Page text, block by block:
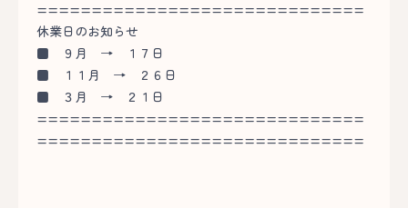
==============================
休業日のお知らせ
■ ９月 → １７日
■ １１月 → ２６日
■ ３月 → ２１日
==============================
==============================